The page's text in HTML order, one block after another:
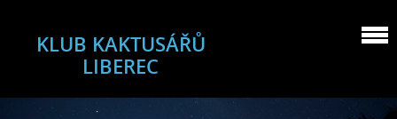
KLUB KAKTUSÁŘŮ
LIBEREC